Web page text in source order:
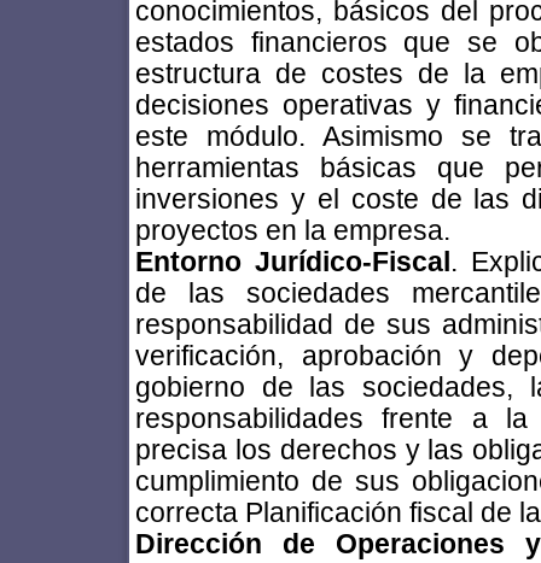
conocimientos, básicos del
estados financieros que se
estructura de costes de la
decisiones operativas y
este módulo. Asimismo se
herramientas básicas que
inversiones y el coste de las
proyectos en la empresa.
Entorno Jurídico-Fiscal .
de las sociedades
responsabilidad de sus
verificación, aprobación y
gobierno de las sociedades,
responsabilidades frente a
precisa los derechos y las
cumplimiento de sus
correcta Planificación fiscal de
Dirección de Operaciones